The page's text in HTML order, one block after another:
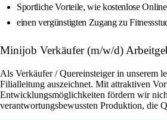
Sportliche Vorteile, wie kostenlose
einen vergünstigten Zugang zu
Minijob Verkäufer (m/w/d)
Als Verkäufer / Quereinsteiger in unserem
Filialleitung auszeichnet. Mit attraktiven
Entwicklungsmöglichkeiten fördern wir
verantwortungsbewussten Produktion, die